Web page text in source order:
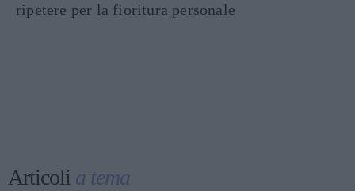
ripetere per la fioritura personale
Articoli a tema